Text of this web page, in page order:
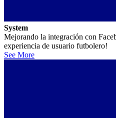
System
Mejorando la integración con
experiencia de usuario futbolero!
See More